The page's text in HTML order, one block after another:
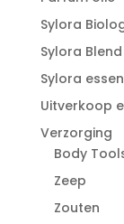
Sylora
Sylora Blend
Sylora
Uitverkoop
Verzorging
Body
Zeep
Zouten